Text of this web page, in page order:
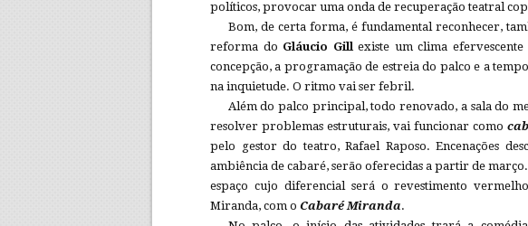
políticos, provocar uma onda de recuperação teatral
Bom, de certa forma, é fundamental reconhecer,
reforma do Gláucio Gill existe um clima
concepção, a programação de estreia do palco e a
na inquietude. O ritmo vai ser febril.
Além do palco principal, todo renovado, a sala do
resolver problemas estruturais, vai funcionar como
pelo gestor do teatro, Rafael Raposo. Encenações
ambiência de cabaré, serão oferecidas a partir de
espaço cujo diferencial será o revestimento
Miranda, com o Cabaré Miranda.